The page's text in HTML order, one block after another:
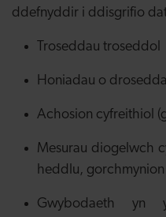
ddefnyddir i ddisgrifio
Troseddau troseddol
Honiadau o
Achosion cyfreithiol
Mesurau diogelwch
heddlu, gorchmynion
Gwybodaeth yn